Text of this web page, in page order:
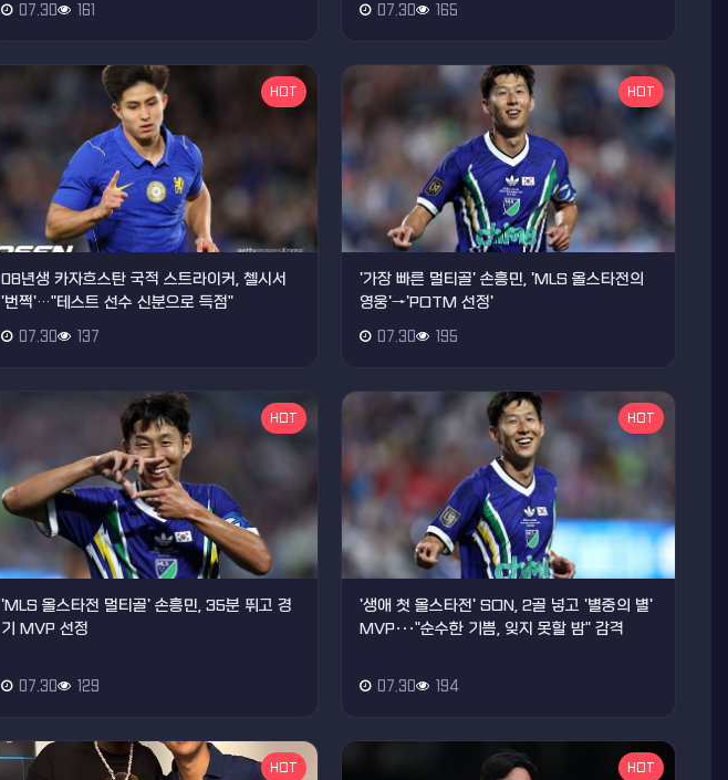
07.30 161 07.30 165
HOT
08년생 카자흐스탄 국적 스트라이커, 첼시서
'번쩍'…"테스트 선수 신분으로 득점"
07.30 137
HOT
'가장 빠른 멀티골' 손흥민, 'MLS 올스타전의
영웅'→'POTM 선정'
07.30 195
HOT
'MLS 올스타전 멀티골' 손흥민, 35분 뛰고 경
기 MVP 선정
07.30 129
HOT
'생애 첫 올스타전' SON, 2골 넣고 '별중의 별'
MVP···"순수한 기쁨, 잊지 못할 밤" 감격
07.30 194
HOT HOT